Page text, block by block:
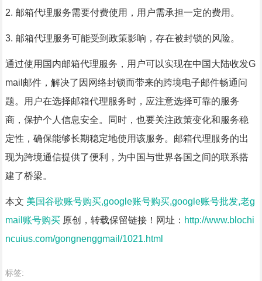
2. 邮箱代理服务需要付费使用，用户需承担一定的费用。
3. 邮箱代理服务可能受到政策影响，存在被封锁的风险。
通过使用国内邮箱代理服务，用户可以实现在中国大陆收发G
mail邮件，解决了因网络封锁而带来的跨境电子邮件畅通问
题。用户在选择邮箱代理服务时，应注意选择可靠的服务
商，保护个人信息安全。同时，也要关注政策变化和服务稳
定性，确保能够长期稳定地使用该服务。邮箱代理服务的出
现为跨境通信提供了便利，为中国与世界各国之间的联系搭
建了桥梁。
本文 美国谷歌账号购买,google账号购买,google账号批发,老g
mail账号购买原创，转载保留链接！网址： http://www.blochi
ncuius.com/gongnenggmail/1021.html
标签: